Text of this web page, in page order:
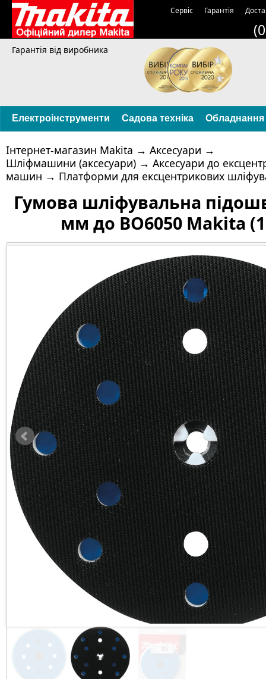
Сервіс Гарантія
Гарантія від виробника
Електроінструменти Садова техніка Обладнання
Інтернет-магазин Makita → Аксесуари →
Шліфмашини (аксесуари) → Аксесуари до
машин → Платформи для ексцентрикових
Гумова шліфувальна
мм до BO6050 Makita